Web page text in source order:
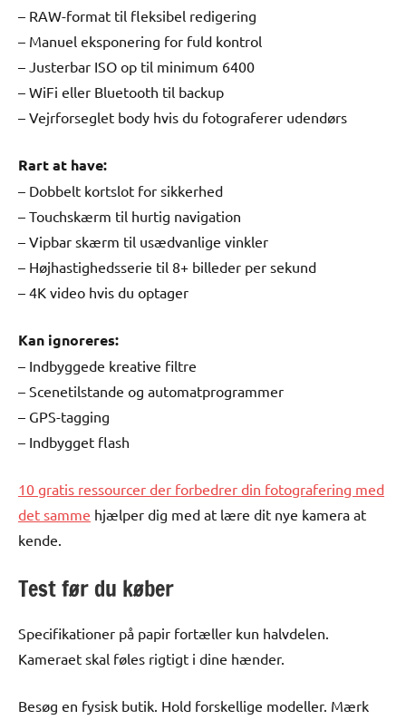
– RAW-format til fleksibel redigering
– Manuel eksponering for fuld kontrol
– Justerbar ISO op til minimum 6400
– WiFi eller Bluetooth til backup
– Vejrforseglet body hvis du fotograferer udendørs
Rart at have:
– Dobbelt kortslot for sikkerhed
– Touchskærm til hurtig navigation
– Vipbar skærm til usædvanlige vinkler
– Højhastighedsserie til 8+ billeder per sekund
– 4K video hvis du optager
Kan ignoreres:
– Indbyggede kreative filtre
– Scenetilstande og automatprogrammer
– GPS-tagging
– Indbygget flash
10 gratis ressourcer der forbedrer din fotografering med
det samme hjælper dig med at lære dit nye kamera at
kende.
Test før du køber
Specifikationer på papir fortæller kun halvdelen.
Kameraet skal føles rigtigt i dine hænder.
Besøg en fysisk butik. Hold forskellige modeller. Mærk